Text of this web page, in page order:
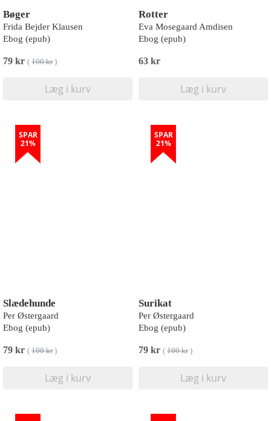
Bøger
Frida Bejder Klausen
Ebog (epub)
79 kr ( 100 kr)
Læg i kurv
Rotter
Eva Mosegaard Amdisen
Ebog (epub)
63 kr
Læg i kurv
SPAR
21%
Slædehunde
Per Østergaard
Ebog (epub)
79 kr ( 100 kr)
Læg i kurv
SPAR
21%
Surikat
Per Østergaard
Ebog (epub)
79 kr ( 100 kr)
Læg i kurv